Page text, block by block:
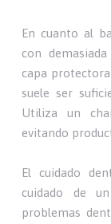
En cuanto al
con
capa
suele ser
Utiliza un
evitando
El cuidado
cuidado de
problemas